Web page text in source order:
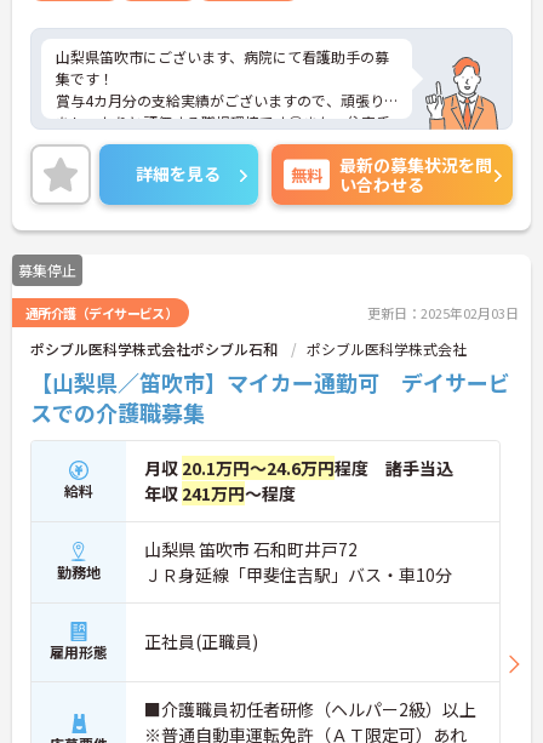
山梨県笛吹市にございます、病院にて看護助手の募
集です！
賞与4カ月分の支給実績がございますので、頑張り
をしっかりと評価する職場環境です◎また、住宅手
当の支給含め、各種手当も充実しておりますので、
長期的な就業をしやすい環境です。
ご興味のある方は、マイナビ介護職までお問い合わ
せください。
詳細を見る 無料
最新の募集状況を問
い合わせる
募集停止
通所介護（デイサービス） 更新日：2025年02月03日
ポシブル医科学株式会社ポシブル石和 ポシブル医科学株式会社
【山梨県／笛吹市】マイカー通勤可 デイサービ
スでの介護職募集
給料
月収 20.1万円～24.6万円程度 諸手当込
年収 241万円～程度
勤務地
山梨県 笛吹市 石和町井戸72
ＪＲ身延線「甲斐住吉駅」バス・車10分
雇用形態 正社員(正職員)
■介護職員初任者研修（ヘルパー2級）以上
※普通自動車運転免許（ＡＴ限定可）あれ